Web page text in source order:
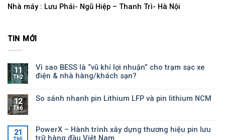
Nhà máy : Lưu Phái- Ngũ Hiệp – Thanh Trì- Hà Nội
TIN MỚI
11
Th2
Vì sao BESS là “vũ khí lợi nhuận” cho trạm sạc xe
điện & nhà hàng/khách sạn?
12
Th6
So sánh nhanh pin Lithium LFP và pin lithium NCM
21
PowerX – Hành trình xây dựng thương hiệu pin lưu
trữ hàng đầu Việt Nam